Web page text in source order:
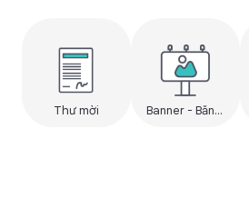
Thư mời Banner - Băng rôn